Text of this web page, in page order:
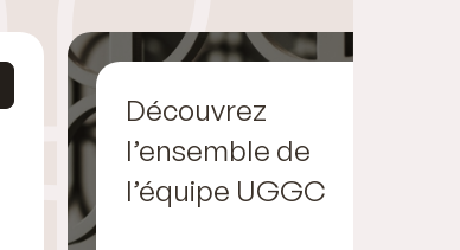
Découvrez
l’ensemble de
l’équipe UGGC